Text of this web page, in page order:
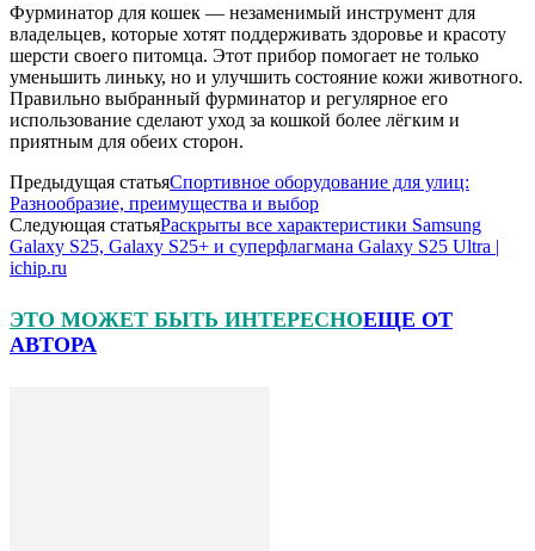
Фурминатор для кошек — незаменимый инструмент для
владельцев, которые хотят поддерживать здоровье и красоту
шерсти своего питомца. Этот прибор помогает не только
уменьшить линьку, но и улучшить состояние кожи животного.
Правильно выбранный фурминатор и регулярное его
использование сделают уход за кошкой более лёгким и
приятным для обеих сторон.
Предыдущая статьяСпортивное оборудование для улиц:
Разнообразие, преимущества и выбор
Следующая статьяРаскрыты все характеристики Samsung
Galaxy S25, Galaxy S25+ и суперфлагмана Galaxy S25 Ultra |
ichip.ru
ЭТО МОЖЕТ БЫТЬ ИНТЕРЕСНОЕЩЕ ОТ
АВТОРА